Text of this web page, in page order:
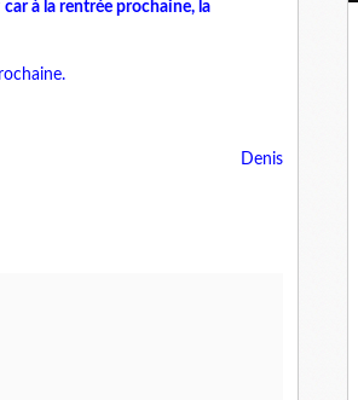
car à la rentrée prochaine, la
Denis